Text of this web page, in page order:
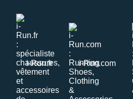
i-Run.fr i-Run.com